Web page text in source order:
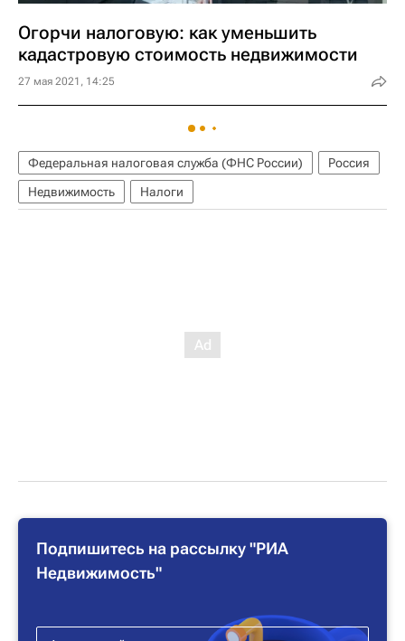
Огорчи налоговую: как уменьшить
кадастровую стоимость недвижимости
27 мая 2021, 14:25
Федеральная налоговая служба (ФНС России)
Россия
Недвижимость
Налоги
Подпишитесь на рассылку "РИА
Недвижимость"